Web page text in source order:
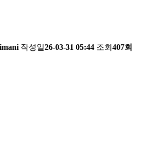
작성일26-03-31 05:44 조회 407회